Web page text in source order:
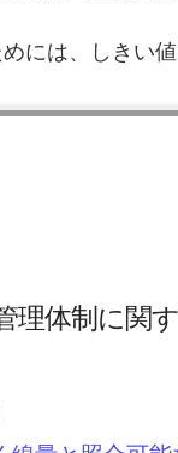
には、しきい
理体制に関